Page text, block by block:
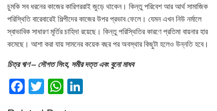
চুমকি সব ধরনের কাজের কারিগররাই জুড়ে থাকেন। কিন্তু পরিবেশ আর আর্থ সামাজিক
পরিস্থিতি বারেবারেই শিল্পীদের কাজের উপর প্রভাব ফেলে। যেমন এখন নিউ নর্মালে
স্বাভাবিক সাধারণ মূর্তির চাহিদা রয়েছে। কিন্তু পরিস্থিতির কারণে প্রতিমা বায়নার হার
কমেছে। আশা করা যায় সামনের কয়েক বছর পর অবস্থার কিছুটা হলেও উন্নতি হবে।
চিত্র ঋণ – সৌগত সিংহ, সমীর দত্ত এবং বুনো মাধব
F T W